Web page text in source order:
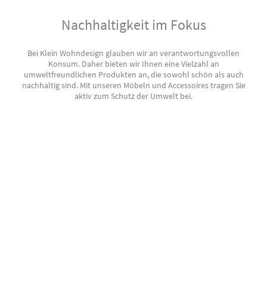
Nachhaltigkeit im Fokus
Bei Klein Wohndesign glauben wir an verantwortungsvollen
Konsum. Daher bieten wir Ihnen eine Vielzahl an
umweltfreundlichen Produkten an, die sowohl schön als auch
nachhaltig sind. Mit unseren Möbeln und Accessoires tragen Sie
aktiv zum Schutz der Umwelt bei.